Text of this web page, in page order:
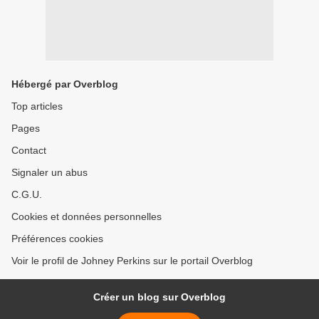
Hébergé par Overblog
Top articles
Pages
Contact
Signaler un abus
C.G.U.
Cookies et données personnelles
Préférences cookies
Voir le profil de Johney Perkins sur le portail Overblog
Créer un blog sur Overblog